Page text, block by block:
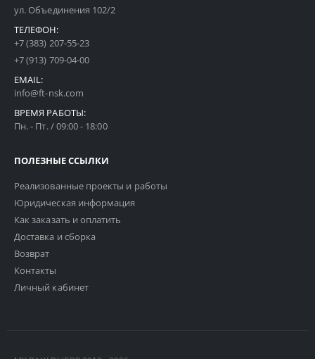
ул. Объединения 102/2
ТЕЛЕФОН:
+7 (383) 207-55-23
+7 (913) 709-04-00
EMAIL:
info@ft-nsk.com
ВРЕМЯ РАБОТЫ:
Пн. - Пт. / 09:00 - 18:00
ПОЛЕЗНЫЕ ССЫЛКИ
Реализованные проекты и работы
Юридическая информация
Как заказать и оплатить
Доставка и сборка
Возврат
Контакты
Личный кабинет